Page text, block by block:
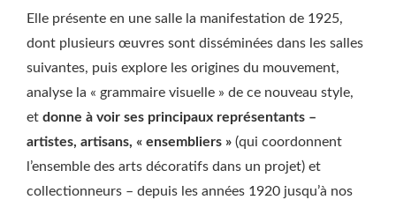
Elle présente en une salle la manifestation de 1925,
dont plusieurs œuvres sont disséminées dans les salles
suivantes, puis explore les origines du mouvement,
analyse la « grammaire visuelle » de ce nouveau style,
et donne à voir ses principaux représentants –
artistes, artisans, « ensembliers » (qui coordonnent
l’ensemble des arts décoratifs dans un projet) et
collectionneurs – depuis les années 1920 jusqu’à nos